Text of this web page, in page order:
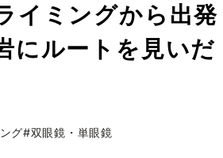
イミングから出発
にルートを見いだ
グ#双眼鏡・単眼鏡